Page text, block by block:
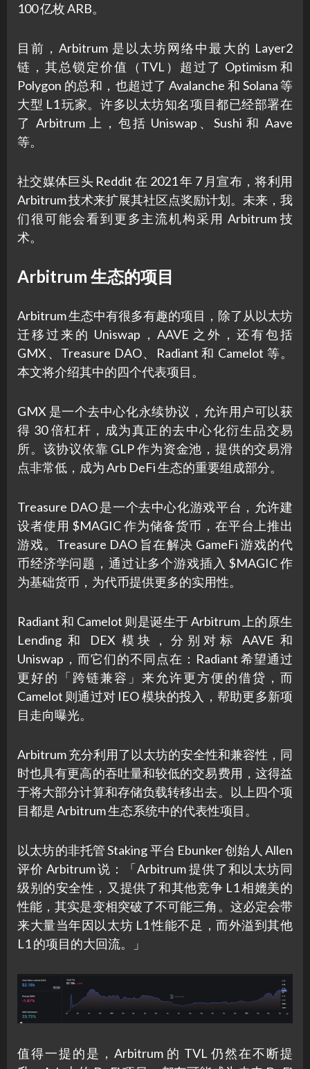
100 亿枚 ARB。
目前，Arbitrum 是以太坊网络中最大的 Layer2
链，其总锁定价值（TVL）超过了 Optimism 和
Polygon 的总和，也超过了 Avalanche 和 Solana 等
大型 L1 玩家。许多以太坊知名项目都已经部署在
了 Arbitrum 上，包括 Uniswap、Sushi 和 Aave
等。
社交媒体巨头 Reddit 在 2021 年 7 月宣布，将利用
Arbitrum 技术来扩展其社区点奖励计划。未来，我
们很可能会看到更多主流机构采用 Arbitrum 技
术。
Arbitrum 生态的项目
Arbitrum 生态中有很多有趣的项目，除了从以太坊
迁移过来的 Uniswap，AAVE 之外，还有包括
GMX、Treasure DAO、Radiant 和 Camelot 等。
本文将介绍其中的四个代表项目。
GMX 是一个去中心化永续协议，允许用户可以获
得 30 倍杠杆，成为真正的去中心化衍生品交易
所。该协议依靠 GLP 作为资金池，提供的交易滑
点非常低，成为 Arb DeFi 生态的重要组成部分。
Treasure DAO 是一个去中心化游戏平台，允许建
设者使用 $MAGIC 作为储备货币，在平台上推出
游戏。Treasure DAO 旨在解决 GameFi 游戏的代
币经济学问题，通过让多个游戏插入 $MAGIC 作
为基础货币，为代币提供更多的实用性。
Radiant 和 Camelot 则是诞生于 Arbitrum 上的原生
Lending 和 DEX 模块，分别对标 AAVE 和
Uniswap，而它们的不同点在：Radiant 希望通过
更好的「跨链兼容」来允许更方便的借贷，而
Camelot 则通过对 IEO 模块的投入，帮助更多新项
目走向曝光。
Arbitrum 充分利用了以太坊的安全性和兼容性，同
时也具有更高的吞吐量和较低的交易费用，这得益
于将大部分计算和存储负载转移出去。以上四个项
目都是 Arbitrum 生态系统中的代表性项目。
以太坊的非托管 Staking 平台 Ebunker 创始人 Allen
评价 Arbitrum 说：「Arbitrum 提供了和以太坊同
级别的安全性，又提供了和其他竞争 L1 相媲美的
性能，其实是变相突破了不可能三角。这必定会带
来大量当年因以太坊 L1 性能不足，而外溢到其他
L1 的项目的大回流。」
值得一提的是，Arbitrum 的 TVL 仍然在不断提